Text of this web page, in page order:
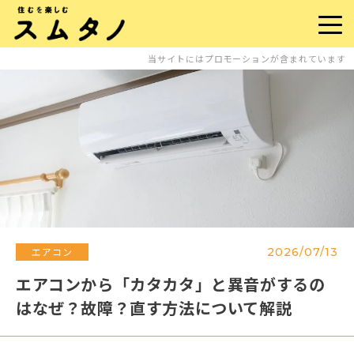
当サイトにはプロモーションが含まれています
エアコンから「カタカタ」と異音がするの
はなぜ？故障？直す方法について解説
エアコン 2026/07/13